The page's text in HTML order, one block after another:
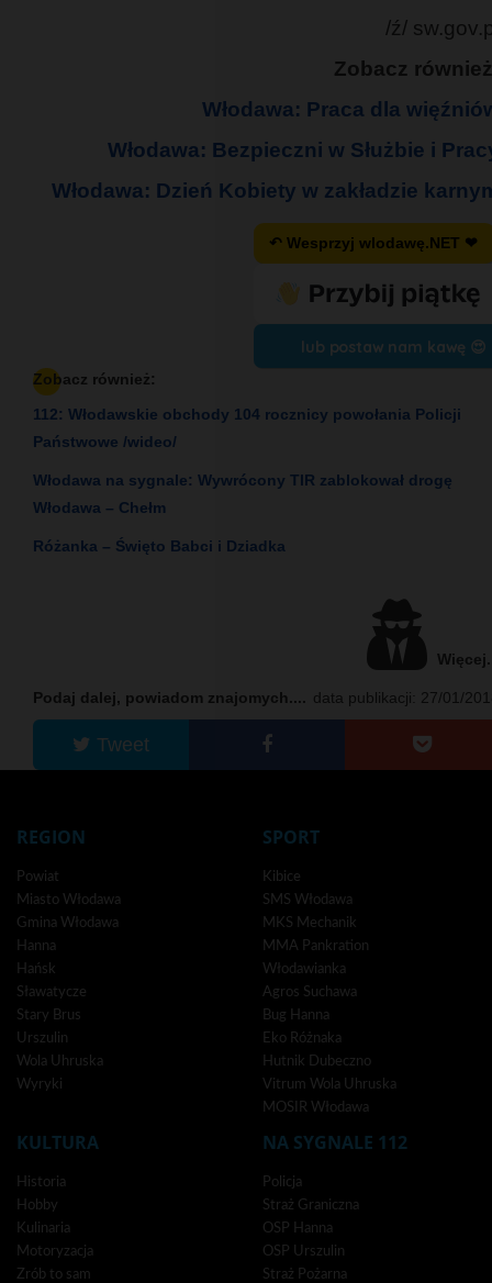
/ź/
Zobacz
Włodawa: Praca dla
Włodawa: Bezpieczni w Służbie i
Włodawa: Dzień Kobiety w zakładzie
↶ Wesprzyj wlodawę.NET ❤
lub postaw nam kawę 😍
Zobacz również:
112: Włodawskie obchody 104 rocznicy powołania Policji
Państwowe /wideo/
Włodawa na sygnale: Wywrócony TIR zablokował drogę
Włodawa – Chełm
Różanka – Święto Babci i Dziadka
data publikacji: 27/01/
Podaj dalej, powiadom znajomych....
Tweet
REGION
Powiat
Miasto Włodawa
Gmina Włodawa
Hanna
Hańsk
Sławatycze
Stary Brus
Urszulin
Wola Uhruska
Wyryki
SPORT
Kibice
SMS Włodawa
MKS Mechanik
MMA Pankration
Włodawianka
Agros Suchawa
Bug Hanna
Eko Różnaka
Hutnik Dubeczno
Vitrum Wola Uhruska
MOSIR Włodawa
KULTURA
Historia
Hobby
Kulinaria
Motoryzacja
Zrób to sam
NA SYGNALE 112
Policja
Straż Graniczna
OSP Hanna
OSP Urszulin
Straż Pożarna